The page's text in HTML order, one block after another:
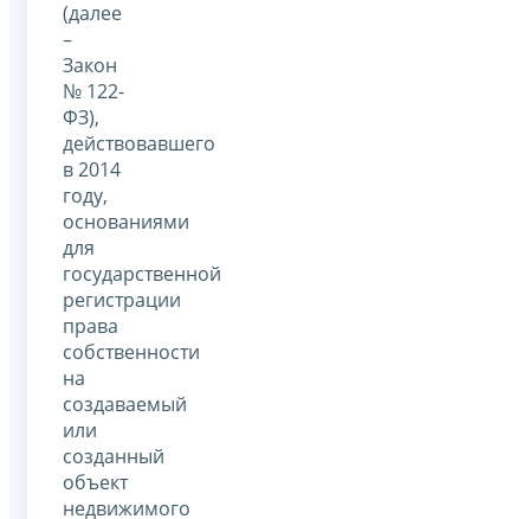
(далее
–
Закон
№ 122-
ФЗ),
действовавшего
в 2014
году,
основаниями
для
государственной
регистрации
права
собственности
на
создаваемый
или
созданный
объект
недвижимого